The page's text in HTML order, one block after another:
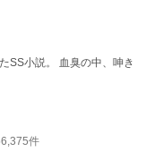
SS小説。 血臭の中、呻き
件